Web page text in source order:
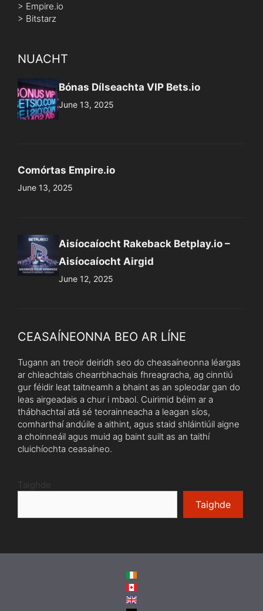
> Empire.io
> Bitstarz
NUACHT
Bónas Dílseachta VIP Bets.io
June 13, 2025
Comórtas Empire.io
June 13, 2025
Aisíocaíocht Rakeback Betplay.io –
Aisíocaíocht Airgid
June 12, 2025
CEASAÍNEONNA BEO AR LÍNE
Tugann an treoir deiridh seo do cheasaíneonna léargas
ar chleachtais chearrbhachais fhreagracha, ag cinntiú
gur féidir leat taitneamh a bhaint as an spleodar gan do
leas airgeadais a chur i mbaol. Cuirimid béim ar a
thábhachtaí atá sé teorainneacha a leagan síos,
comharthaí andúile a aithint, agus staid shláintiúil aigne
a choinneáil agus muid ag baint suilt as an taithí
cluichíochta ceasaíneo.
Taighde
Taighde